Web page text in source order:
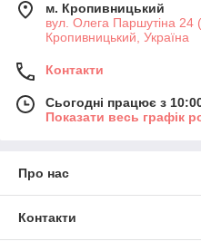
м. Кропивницький
вул. Олега Паршутіна
Кропивницький, Україна
Контакти
Сьогодні працює з
Показати весь графік
Про нас
Контакти